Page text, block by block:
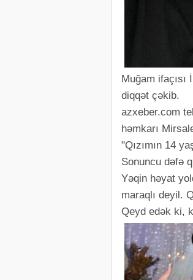
Muğam ifaçısı
diqqət çəkib.
azxeber.com
həmkarı
"Qızımın 14
Sonuncu dəfə
Yəqin həyat
maraqlı deyil.
Qeyd edək ki,